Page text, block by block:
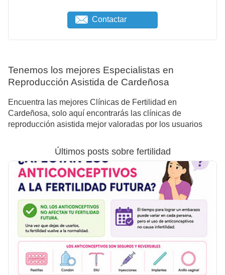
Contactar
Tenemos los mejores Especialistas en
Reproducción Asistida de Cardeñosa
Encuentra las mejores Clínicas de Fertilidad en
Cardeñosa, solo aquí encontrarás las clínicas de
reproducción asistida mejor valoradas por los usuarios
Últimos posts sobre fertilidad